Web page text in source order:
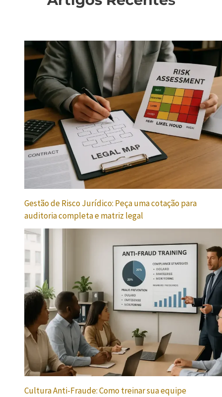
Gestão de Risco Jurídico: Peça uma cotação para
auditoria completa e matriz legal
Cultura Anti-Fraude: Como treinar sua equipe